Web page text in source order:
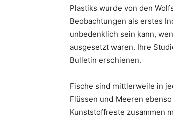
Plastiks wurde von den
Beobachtungen als erstes
unbedenklich sein kann,
ausgesetzt waren. Ihre
Bulletin erschienen.
Fische sind mittlerweile in
Flüssen und Meeren
Kunststoffreste zusammen